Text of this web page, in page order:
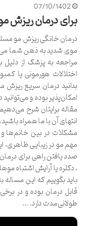
07/10/1402
برای درمان ریزش
درمان خانگی ریزش مو
موی شدید به ذهن شما
مراجعه به پزشک از
اختلالات هورمونی یا
بدانید درمان سریع
امکان‌پذیر بوده و
مقاله برایتان شرح
انتهای آن با ما همراه
مشکلات در بین خانم‌ها و
مهم مو در زیبایی ظاهری،
صدد یافتن راهی برای
، دکلره یا آرایش اشتباه
باید بگوییم که این
قابل درمان بوده و در
طولانی‌مدت دارد. …